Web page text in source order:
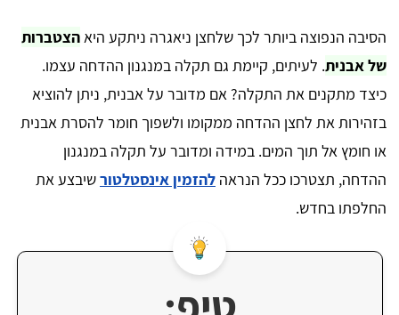
הסיבה הנפוצה ביותר לכך שלחצן ניאגרה ניתקע היאהצטברות
של אבנית. לעיתים, קיימת גם תקלה במנגנון ההדחה עצמו.
כיצד מתקנים את התקלה? אם מדובר על אבנית, ניתן להוציא
בזהירות את לחצן ההדחה ממקומו ולשפוך חומר להסרת אבנית
או חומץ אל תוך המים. במידה ומדובר על תקלה במנגנון
ההדחה, תצטרכו ככל הנראה להזמין אינסטלטורשיבצע את
החלפתו בחדש.